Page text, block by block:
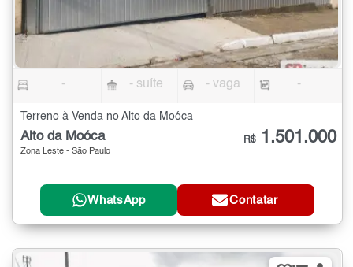
- - suíte - vaga -
Terreno à Venda no Alto da Moóca
Alto da Moóca
Zona Leste - São Paulo
R$ 1.501.000
WhatsApp Contatar